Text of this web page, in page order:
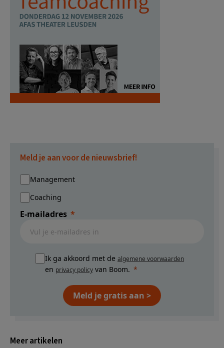
Meld je aan voor de nieuwsbrief!
Management
Coaching
E-mailadres
Ik ga akkoord met de algemene voorwaarden
en privacy policy van Boom.
Meld je gratis aan >
Meer artikelen